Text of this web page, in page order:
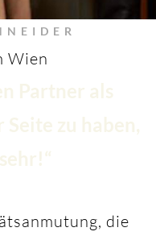
Wien
Partner als
zu haben,
die